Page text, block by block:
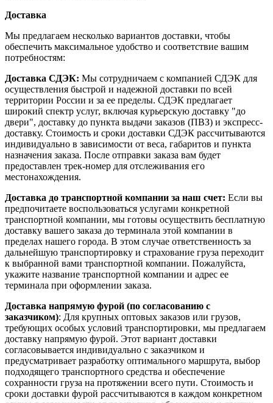
Доставка
Мы предлагаем несколько вариантов доставки, чтобы
обеспечить максимальное удобство и соответствие вашим
потребностям:
Доставка СДЭК: Мы сотрудничаем с компанией СДЭК для
осуществления быстрой и надежной доставки по всей
территории России и за ее пределы. СДЭК предлагает
широкий спектр услуг, включая курьерскую доставку "до
двери", доставку до пункта выдачи заказов (ПВЗ) и экспресс-
доставку. Стоимость и сроки доставки СДЭК рассчитываются
индивидуально в зависимости от веса, габаритов и пункта
назначения заказа. После отправки заказа вам будет
предоставлен трек-номер для отслеживания его
местонахождения.
Доставка до транспортной компании за наш счет: Если вы
предпочитаете воспользоваться услугами конкретной
транспортной компании, мы готовы осуществить бесплатную
доставку вашего заказа до терминала этой компании в
пределах нашего города. В этом случае ответственность за
дальнейшую транспортировку и страхование груза переходит
к выбранной вами транспортной компании. Пожалуйста,
укажите название транспортной компании и адрес ее
терминала при оформлении заказа.
Доставка напрямую фурой (по согласованию с
заказчиком): Для крупных оптовых заказов или грузов,
требующих особых условий транспортировки, мы предлагаем
доставку напрямую фурой. Этот вариант доставки
согласовывается индивидуально с заказчиком и
предусматривает разработку оптимального маршрута, выбор
подходящего транспортного средства и обеспечение
сохранности груза на протяжении всего пути. Стоимость и
сроки доставки фурой рассчитываются в каждом конкретном